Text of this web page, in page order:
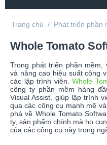
Trang chủ / Phát triển phần
Whole Tomato
Trong phát triển phần
và nâng cao hiệu suất công
các lập trình viên.Whole
công ty phần mềm hàng
Visual Assist, giúp lập trình
qua các công cụ mạnh mẽ
phá về Whole Tomato
ty, sản phẩm chính mà họ
của các công cụ này trong